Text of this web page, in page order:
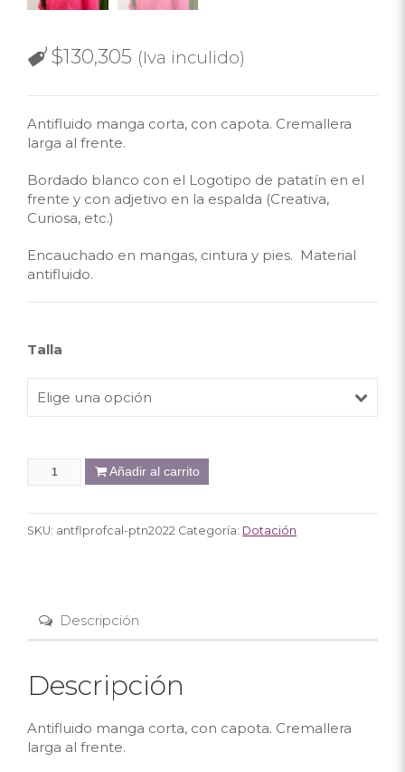
$130,305 (Iva inculido)
Antifluido manga corta, con capota. Cremallera
larga al frente.
Bordado blanco con el Logotipo de patatín en el
frente y con adjetivo en la espalda (Creativa,
Curiosa, etc.)
Encauchado en mangas, cintura y pies. Material
antifluido.
Talla
Elige una opción
Añadir al carrito
SKU: antflprofcal-ptn2022 Categoría: Dotación
Descripción
Descripción
Antifluido manga corta, con capota. Cremallera
larga al frente.